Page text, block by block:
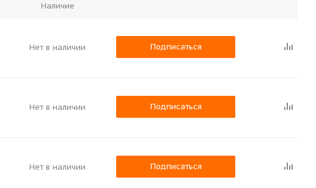
Наличие
Нет в наличии Подписаться
Нет в наличии Подписаться
Нет в наличии Подписаться